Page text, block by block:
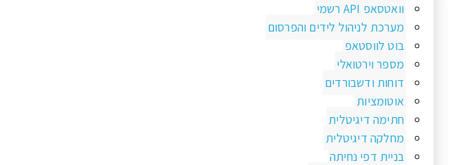
וואטסאפ API רשמי
מערכת לניהול לידים והפרסום
בוט לווסטאפ
מספר וירטואלי
דוחות ודשבורדים
אוטומציות
חתימה דיגיטלית
מחלקה דיגיטלית
בניית דפי נחיתה